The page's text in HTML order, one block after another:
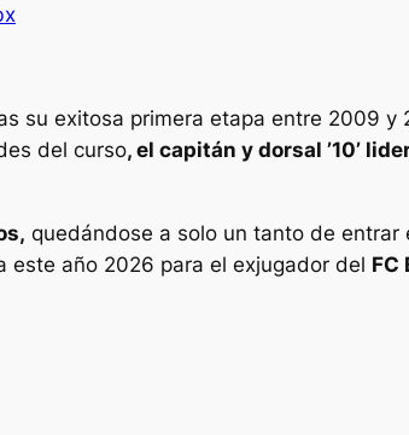
su exitosa primera etapa entre 2009 y
del curso, el capitán y dorsal ’10’
quedándose a solo un tanto de entrar
este año 2026 para el exjugador del FC